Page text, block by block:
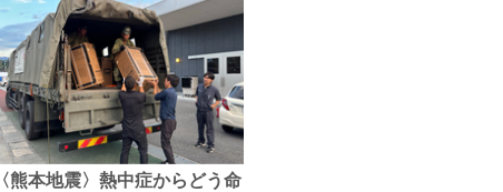
〈熊本地震〉熱中症からどう命